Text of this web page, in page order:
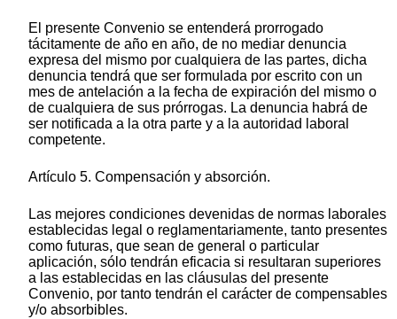
El presente Convenio se entenderá prorrogado
tácitamente de año en año, de no mediar denuncia
expresa del mismo por cualquiera de las partes, dicha
denuncia tendrá que ser formulada por escrito con un
mes de antelación a la fecha de expiración del mismo o
de cualquiera de sus prórrogas. La denuncia habrá de
ser notificada a la otra parte y a la autoridad laboral
competente.
Artículo 5. Compensación y absorción.
Las mejores condiciones devenidas de normas laborales
establecidas legal o reglamentariamente, tanto presentes
como futuras, que sean de general o particular
aplicación, sólo tendrán eficacia si resultaran superiores
a las establecidas en las cláusulas del presente
Convenio, por tanto tendrán el carácter de compensables
y/o absorbibles.